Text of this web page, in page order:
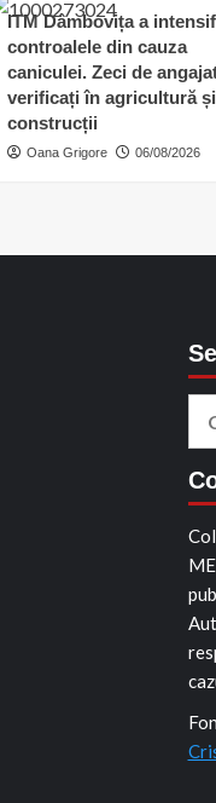
ITM Dâmbovița a
controalele din cauza
caniculei. Zeci de
verificați în agricultură și
construcții
Oana Grigore 06/08/2026